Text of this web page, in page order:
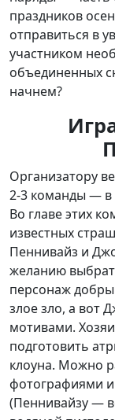
праздников
отправиться в
участником
объединенных
начнем?
Организатору
2-3 команды — в
Во главе этих
известных
Пеннивайз и
желанию
персонаж
злое зло, а вот
мотивами.
подготовить
клоуна. Можно
фотографиями
(Пеннивайзу —